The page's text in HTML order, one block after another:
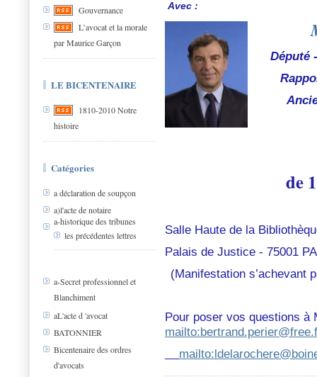
Gouvernance
L’avocat et la morale
par Maurice Garçon
LE BICENTENAIRE
1810-2010 Notre
histoire
Catégories
a déclaration de soupçon
a)l'acte de notaire
a-historique des tribunes
les précédentes lettres
a-Secret professionnel et
Blanchiment
aL'acte d 'avocat
BATONNIER
Bicentenaire des ordres
d'avocats
Avec :
Député
de
Salle Haute de la
Palais de Justice - 75001
(Manifestation s’achevant
Pour poser vos questions à